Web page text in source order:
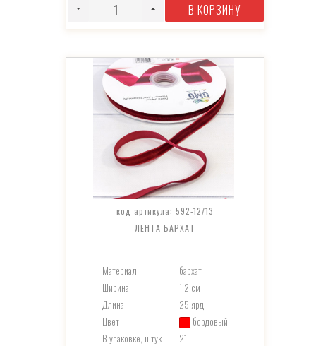
В КОРЗИНУ
код артикула: 592-12/13
ЛЕНТА БАРХАТ
Материал
бархат
Ширина
1,2 см
Длина
25 ярд
Цвет
бордовый
В упаковке, штук
21